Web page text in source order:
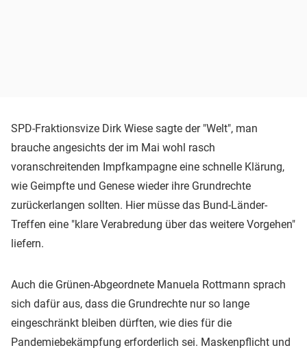
SPD-Fraktionsvize Dirk Wiese sagte der "Welt", man
brauche angesichts der im Mai wohl rasch
voranschreitenden Impfkampagne eine schnelle Klärung,
wie Geimpfte und Genese wieder ihre Grundrechte
zurückerlangen sollten. Hier müsse das Bund-Länder-
Treffen eine "klare Verabredung über das weitere Vorgehen"
liefern.
Auch die Grünen-Abgeordnete Manuela Rottmann sprach
sich dafür aus, dass die Grundrechte nur so lange
eingeschränkt bleiben dürften, wie dies für die
Pandemiebekämpfung erforderlich sei. Maskenpflicht und